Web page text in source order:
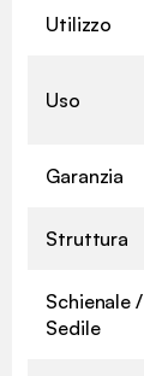
Utilizzo
Uso
Garanzia
Struttura
Schienale /
Sedile